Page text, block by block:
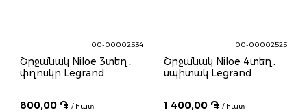
00-00002534
Շրջանակ Niloe 3տեղ․
փղոսկր Legrand
800,00 ֏ / հատ
00-00002525
Շրջանակ Niloe 4տեղ․
սպիտակ Legrand
1 400,00 ֏ / հատ